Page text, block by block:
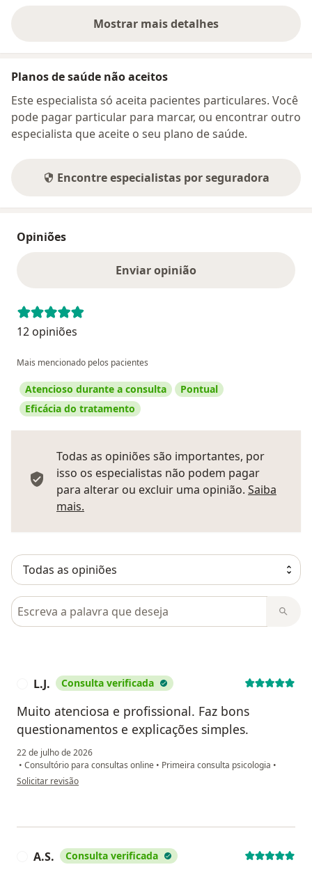
Mostrar mais detalhes
sobre o endereço
Planos de saúde não aceitos
Este especialista só aceita pacientes particulares. Você
pode pagar particular para marcar, ou encontrar outro
especialista que aceite o seu plano de saúde.
Encontre especialistas por seguradora
Opiniões
Enviar opinião
12 opiniões
Mais mencionado pelos pacientes
Atencioso durante a consulta
Pontual
Eficácia do tratamento
Todas as opiniões são importantes, por
isso os especialistas não podem pagar
para alterar ou excluir uma opinião. Saiba
mais.
Pesquisar em opiniões
L.J. Consulta verificada
Muito atenciosa e profissional. Faz bons
questionamentos e explicações simples.
22 de julho de 2026
• Consultório para consultas online • Primeira consulta psicologia •
na opinião do utilizador L.J.
Solicitar revisão
A.S. Consulta verificada